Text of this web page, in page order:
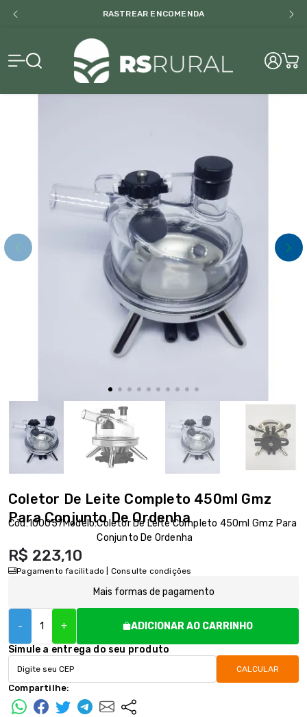
BAIXE NOSSO CATALOGO
RS Rural
Coletor De Leite Completo 450ml Gmz
Para Conjunto De Ordenha
Cód:100057Modelo:Coletor De Leite Completo 450ml Gmz Para
Conjunto De Ordenha
R$ 223,10
Pagamento facilitado | Consulte condições
Mais formas de pagamento
- +
ADICIONAR AO CARRINHO
Simule a entrega do seu produto
CALCULAR
Compartilhe: